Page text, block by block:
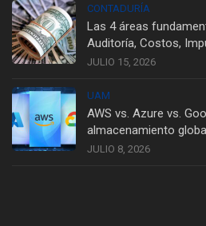
CONTADURÍA
Las 4 áreas
Auditoría, Costos,
JULIO 15, 2026
UAM
AWS vs. Azure vs.
almacenamiento
JULIO 8, 2026